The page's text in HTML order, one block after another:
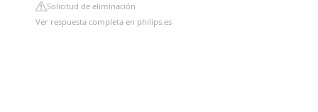
Solicitud de eliminación
Ver respuesta completa en philips.es